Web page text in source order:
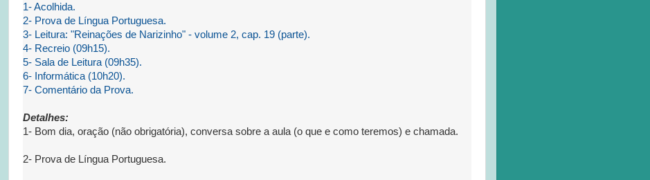
1- Acolhida.
2- Prova de Língua Portuguesa.
3- Leitura: "Reinações de Narizinho" - volume 2, cap. 19 (parte).
4- Recreio (09h15).
5- Sala de Leitura (09h35).
6- Informática (10h20).
7- Comentário da Prova.
Detalhes:
1- Bom dia, oração (não obrigatória), conversa sobre a aula (o que e como teremos) e chamada.
2- Prova de Língua Portuguesa.